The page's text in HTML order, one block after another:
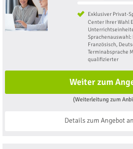
Exklusiver Privat-
Center Ihrer Wahl
Sprachenauswahl:
Französisch,
Terminabsprache
qualifizierter
Weiter zum
(Weiterleitung zum
Details zum Angebot